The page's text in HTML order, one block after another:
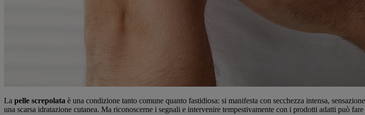
La pelle screpolata è una condizione tanto comune quanto fastidiosa: si manifesta con secchezza intensa,
una scarsa idratazione cutanea. Ma riconoscerne i segnali e intervenire tempestivamente con i prodotti adatti può